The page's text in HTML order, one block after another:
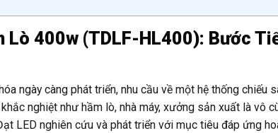
Lò 400w (TDLF-HL400): Bước
ngày càng phát triển, nhu cầu về một hệ thống chiếu
nghiệt như hầm lò, nhà máy, xưởng sản xuất là vô
LED nghiên cứu và phát triển với mục tiêu đáp ứng